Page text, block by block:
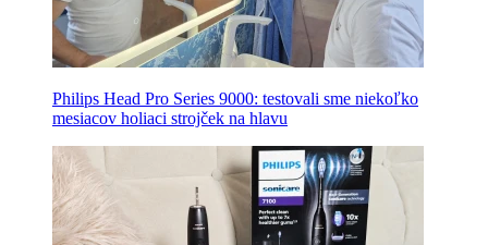
Philips Head Pro Series 9000: testovali sme niekoľko
mesiacov holiaci strojček na hlavu